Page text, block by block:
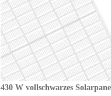
430 W vollschwarzes